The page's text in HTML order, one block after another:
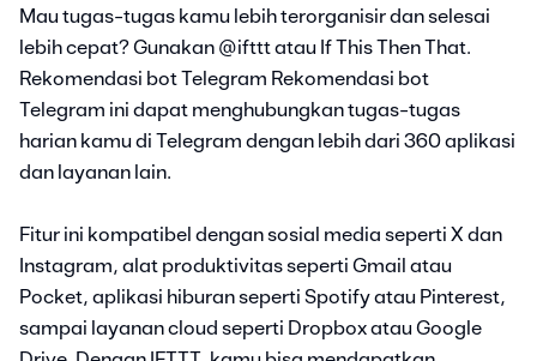
Mau tugas-tugas kamu lebih terorganisir dan selesai
lebih cepat? Gunakan @ifttt atau If This Then That.
Rekomendasi bot Telegram Rekomendasi bot
Telegram ini dapat menghubungkan tugas-tugas
harian kamu di Telegram dengan lebih dari 360 aplikasi
dan layanan lain.
Fitur ini kompatibel dengan sosial media seperti X dan
Instagram, alat produktivitas seperti Gmail atau
Pocket, aplikasi hiburan seperti Spotify atau Pinterest,
sampai layanan cloud seperti Dropbox atau Google